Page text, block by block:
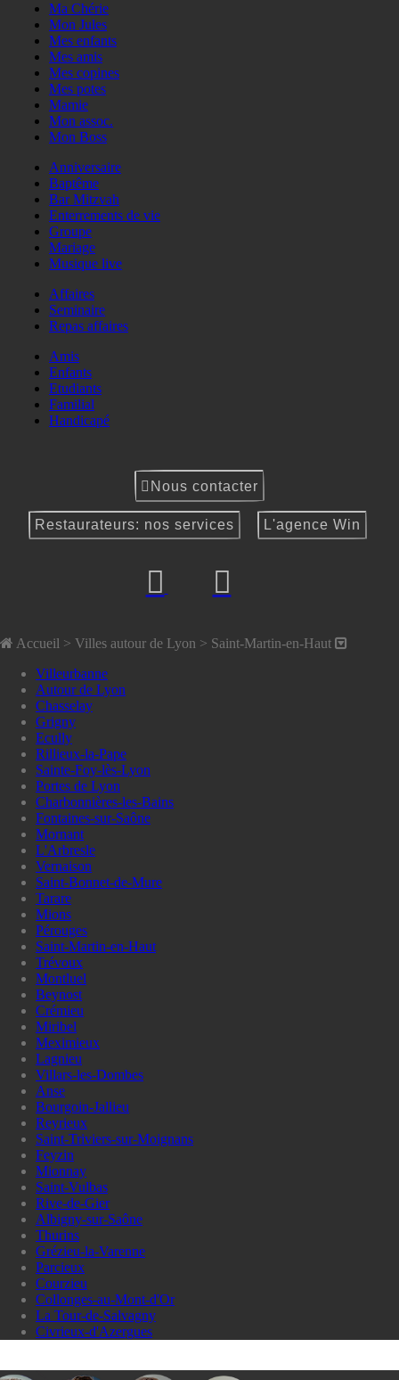
Ma Chérie
Mon Jules
Mes enfants
Mes amis
Mes copines
Mes potes
Mamie
Mon assoc.
Mon Boss
Anniversaire
Baptême
Bar Mitzvah
Enterrements de vie
Groupe
Mariage
Musique live
Affaires
Seminaire
Repas affaires
Amis
Enfants
Etudiants
Familial
Handicapé
Nous contacter
Restaurateurs: nos services L'agence Win
Accueil > Villes autour de Lyon > Saint-Martin-en-Haut
Villeurbanne
Autour de Lyon
Chasselay
Grigny
Ecully
Rillieux-la-Pape
Sainte-Foy-lès-Lyon
Portes de Lyon
Charbonnières-les-Bains
Fontaines-sur-Saône
Mornant
L'Arbresle
Vernaison
Saint-Bonnet-de-Mure
Tarare
Mions
Pérouges
Saint-Martin-en-Haut
Trévoux
Montluel
Beynost
Crémieu
Miribel
Meximieux
Lagnieu
Villars-les-Dombes
Anse
Bourgoin-Jallieu
Reyrieux
Saint-Triviers-sur-Moignans
Feyzin
Mionnay
Saint-Vulbas
Rive-de-Gier
Albigny-sur-Saône
Thurins
Grézieu-la-Varenne
Parcieux
Courzieu
Collonges-au-Mont-d'Or
La Tour-de-Salvagny
Civrieux-d'Azergues